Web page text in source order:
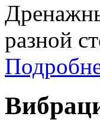
разной